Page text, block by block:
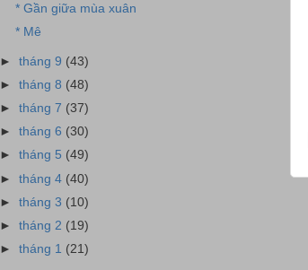
* Gần giữa mùa xuân
* Mê
►tháng 9 (43)
►tháng 8 (48)
►tháng 7 (37)
►tháng 6 (30)
►tháng 5 (49)
►tháng 4 (40)
►tháng 3 (10)
►tháng 2 (19)
►tháng 1 (21)